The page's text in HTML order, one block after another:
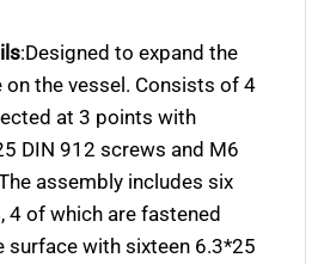
:Designed to expand the
on the vessel. Сonsists of 4
at 3 points with
DIN 912 screws and M6
assembly includes six
4 of which are fastened
surface with sixteen 6.3*25